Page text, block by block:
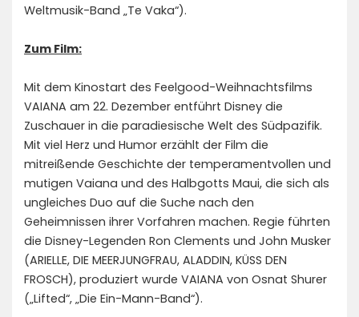
Weltmusik-Band „Te Vaka“).
Zum Film:
Mit dem Kinostart des Feelgood-Weihnachtsfilms
VAIANA am 22. Dezember entführt Disney die
Zuschauer in die paradiesische Welt des Südpazifik.
Mit viel Herz und Humor erzählt der Film die
mitreißende Geschichte der temperamentvollen und
mutigen Vaiana und des Halbgotts Maui, die sich als
ungleiches Duo auf die Suche nach den
Geheimnissen ihrer Vorfahren machen. Regie führten
die Disney-Legenden Ron Clements und John Musker
(ARIELLE, DIE MEERJUNGFRAU, ALADDIN, KÜSS DEN
FROSCH), produziert wurde VAIANA von Osnat Shurer
(„Lifted“, „Die Ein-Mann-Band“).